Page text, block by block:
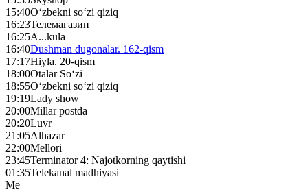
15:40O‘zbekni so‘zi qiziq
16:23Телемагазин
16:25A...kula
16:40Dushman dugonalar. 162-qism
17:17Hiyla. 20-qism
18:00Otalar So‘zi
18:55O‘zbekni so‘zi qiziq
19:19Lady show
20:00Millar postda
20:20Luvr
21:05Alhazar
22:00Mellori
23:45Terminator 4: Najotkorning qaytishi
01:35Telekanal madhiyasi
Me